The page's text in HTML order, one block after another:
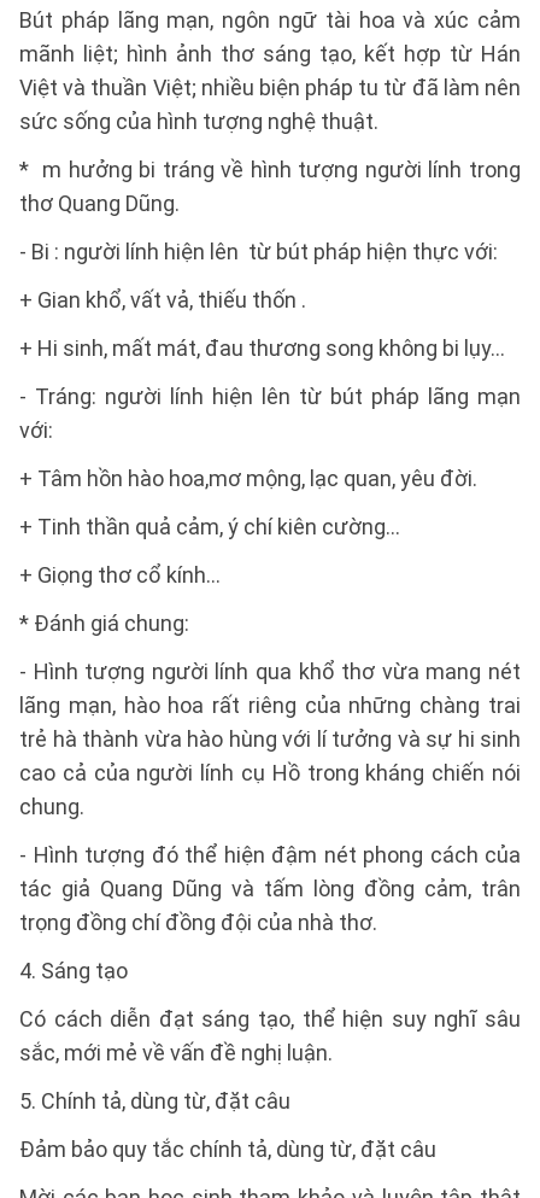
Bút pháp lãng mạn, ngôn ngữ tài hoa và xúc cảm
mãnh liệt; hình ảnh thơ sáng tạo, kết hợp từ Hán
Việt và thuần Việt; nhiều biện pháp tu từ đã làm nên
sức sống của hình tượng nghệ thuật.
* m hưởng bi tráng về hình tượng người lính trong
thơ Quang Dũng.
- Bi : người lính hiện lên từ bút pháp hiện thực với:
+ Gian khổ, vất vả, thiếu thốn .
+ Hi sinh, mất mát, đau thương song không bi lụy…
- Tráng: người lính hiện lên từ bút pháp lãng mạn
với:
+ Tâm hồn hào hoa,mơ mộng, lạc quan, yêu đời.
+ Tinh thần quả cảm, ý chí kiên cường…
+ Giọng thơ cổ kính…
* Đánh giá chung:
- Hình tượng người lính qua khổ thơ vừa mang nét
lãng mạn, hào hoa rất riêng của những chàng trai
trẻ hà thành vừa hào hùng với lí tưởng và sự hi sinh
cao cả của người lính cụ Hồ trong kháng chiến nói
chung.
- Hình tượng đó thể hiện đậm nét phong cách của
tác giả Quang Dũng và tấm lòng đồng cảm, trân
trọng đồng chí đồng đội của nhà thơ.
4. Sáng tạo
Có cách diễn đạt sáng tạo, thể hiện suy nghĩ sâu
sắc, mới mẻ về vấn đề nghị luận.
5. Chính tả, dùng từ, đặt câu
Đảm bảo quy tắc chính tả, dùng từ, đặt câu